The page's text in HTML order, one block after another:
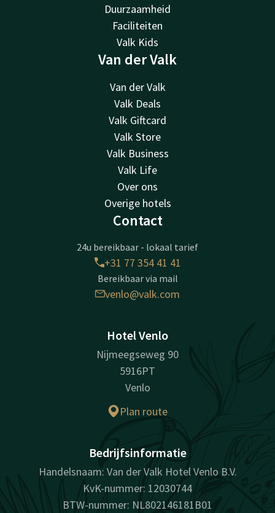
Duurzaamheid
Faciliteiten
Valk Kids
Van der Valk
Van der Valk
Valk Deals
Valk Giftcard
Valk Store
Valk Business
Valk Life
Over ons
Overige hotels
Contact
24u bereikbaar - lokaal tarief
+31 77 354 41 41
Bereikbaar via mail
venlo@valk.com
Hotel Venlo
Nijmeegseweg 90
5916PT
Venlo
Plan route
Bedrijfsinformatie
Handelsnaam: Van der Valk Hotel Venlo B.V.
KvK-nummer: 12030744
BTW-nummer: NL802146181B01